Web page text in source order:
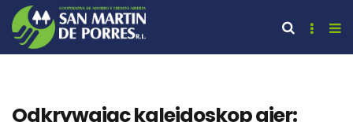
Odkrywając kalejdoskop gier: